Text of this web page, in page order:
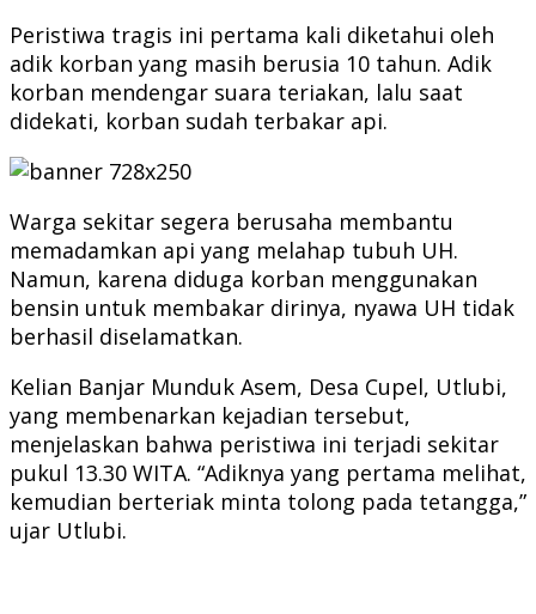
Peristiwa tragis ini pertama kali diketahui oleh
adik korban yang masih berusia 10 tahun. Adik
korban mendengar suara teriakan, lalu saat
didekati, korban sudah terbakar api.
Warga sekitar segera berusaha membantu
memadamkan api yang melahap tubuh UH.
Namun, karena diduga korban menggunakan
bensin untuk membakar dirinya, nyawa UH tidak
berhasil diselamatkan.
Kelian Banjar Munduk Asem, Desa Cupel, Utlubi,
yang membenarkan kejadian tersebut,
menjelaskan bahwa peristiwa ini terjadi sekitar
pukul 13.30 WITA. “Adiknya yang pertama melihat,
kemudian berteriak minta tolong pada tetangga,”
ujar Utlubi.